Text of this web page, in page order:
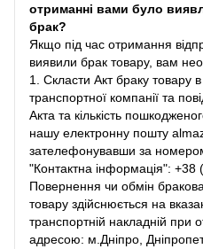
отриманні вами було
брак?
Якщо під час отримання
виявили брак товару, вам
1. Скласти Акт браку товару в
транспортної компанії та
Акта та кількість
нашу електронну пошту
зателефонувавши за
"Контактна інформація": +38
Повернення чи обмін
товару здійснюється на
транспортній накладній при
адресою: м.Дніпро,